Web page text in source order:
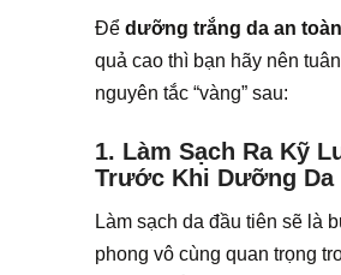
Để dưỡng trắng da an toàn
quả cao thì bạn hãy nên
nguyên tắc “vàng” sau:
1. Làm Sạch Ra Kỹ
Trước Khi Dưỡng Da
Làm sạch da đầu tiên sẽ là
phong vô cùng quan trọng